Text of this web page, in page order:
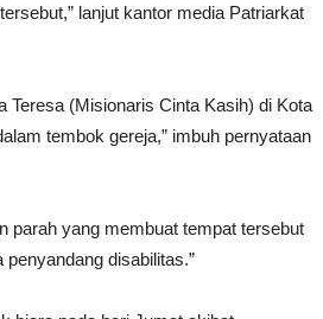
lanjut kantor media Patriarkat
Teresa (Misionaris Cinta Kasih) di Kota
tembok gereja,” imbuh pernyataan
parah yang membuat tempat tersebut
disabilitas.”